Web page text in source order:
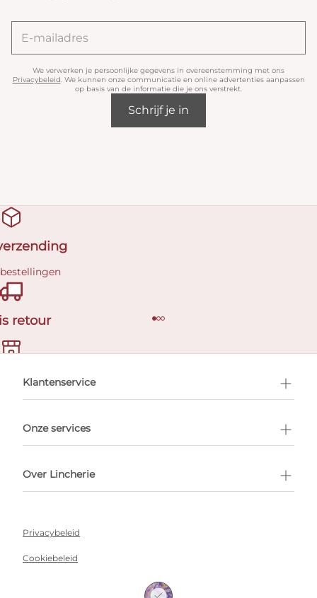
We verwerken je persoonlijke gegevens in overeenstemming met ons
Privacybeleid. We kunnen onze communicatie en online advertenties aanpassen
op basis van de informatie die je ons verstrekt.
Schrijf je in
retour
afspraak
Klantenservice
Onze services
Over Lincherie
Privacybeleid
Cookiebeleid